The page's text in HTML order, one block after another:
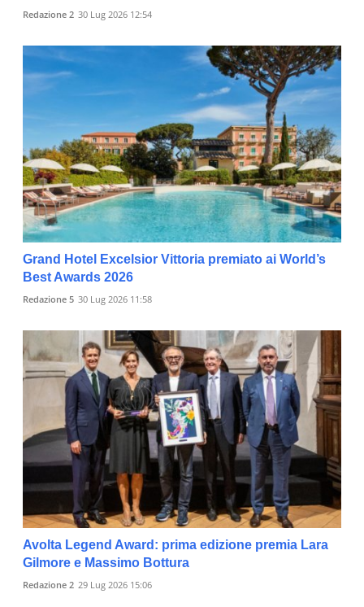
Redazione 2 30 Lug 2026 12:54
Grand Hotel Excelsior Vittoria premiato ai World’s
Best Awards 2026
Redazione 5 30 Lug 2026 11:58
Avolta Legend Award: prima edizione premia Lara
Gilmore e Massimo Bottura
Redazione 2 29 Lug 2026 15:06